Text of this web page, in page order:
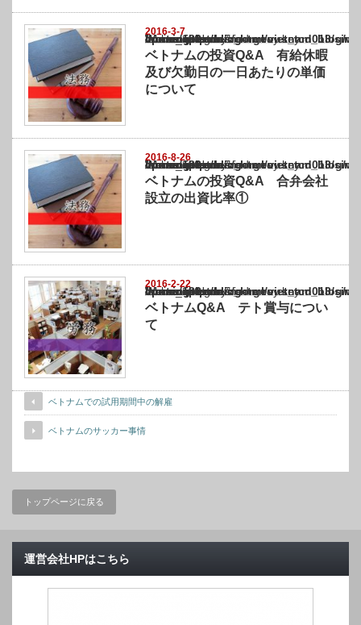
2016-3-7
Warning
: Undefined array key "show_category" in
/home/netst/kuno-cpa.co.jp/public_html/vietnam_blog/wp-content/themes/
on line183
ベトナムの投資Q&A 有給休暇
及び欠勤日の一日あたりの単価
について
2016-8-26
Warning
: Undefined array key "show_category" in
/home/netst/kuno-cpa.co.jp/public_html/vietnam_blog/wp-content/themes/
on line183
ベトナムの投資Q&A 合弁会社
設立の出資比率①
2016-2-22
Warning
: Undefined array key "show_category" in
/home/netst/kuno-cpa.co.jp/public_html/vietnam_blog/wp-content/themes/
on line183
ベトナムQ&A テト賞与につい
て
ベトナムでの試用期間中の解雇
ベトナムのサッカー事情
トップページに戻る
運営会社HPはこちら